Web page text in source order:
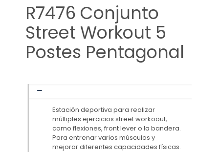
R7476 Conjunto
Street Workout 5
Postes Pentagonal
Estación deportiva para realizar
múltiples ejercicios street workoout,
como flexiones, front lever o la bandera.
Para entrenar varios músculos y
mejorar diferentes capacidades físicas.